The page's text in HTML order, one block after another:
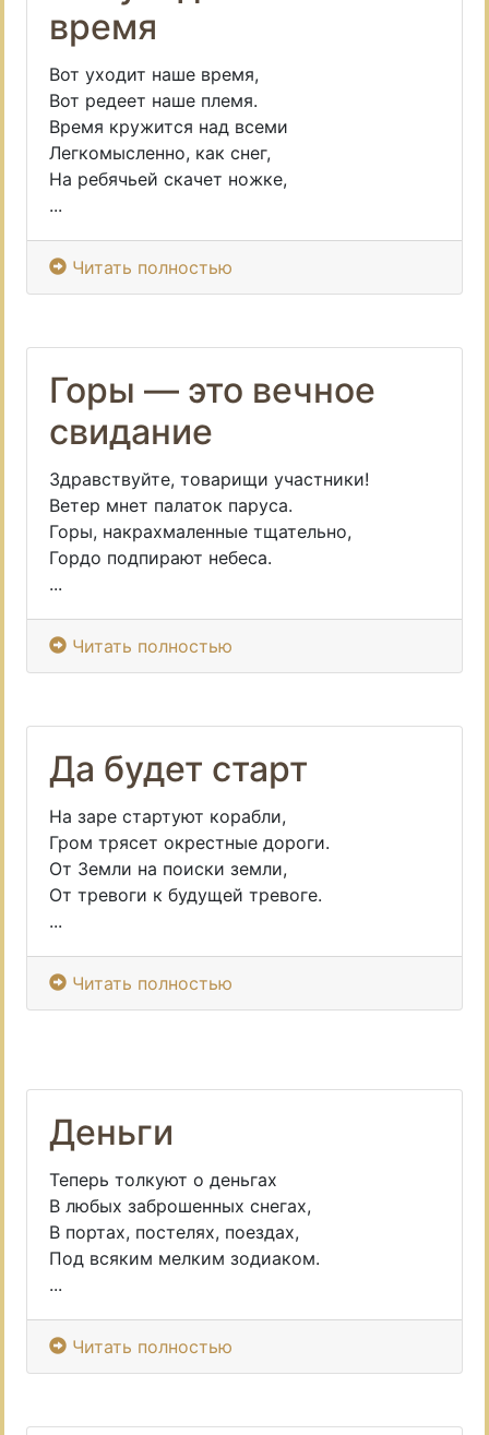
время
Вот уходит наше время,
Вот редеет наше племя.
Время кружится над всеми
Легкомысленно, как снег,
На ребячьей скачет ножке,
...
Читать полностью
Горы — это вечное
свидание
Здравствуйте, товарищи участники!
Ветер мнет палаток паруса.
Горы, накрахмаленные тщательно,
Гордо подпирают небеса.
...
Читать полностью
Да будет старт
На заре стартуют корабли,
Гром трясет окрестные дороги.
От Земли на поиски земли,
От тревоги к будущей тревоге.
...
Читать полностью
Деньги
Теперь толкуют о деньгах
В любых заброшенных снегах,
В портах, постелях, поездах,
Под всяким мелким зодиаком.
...
Читать полностью